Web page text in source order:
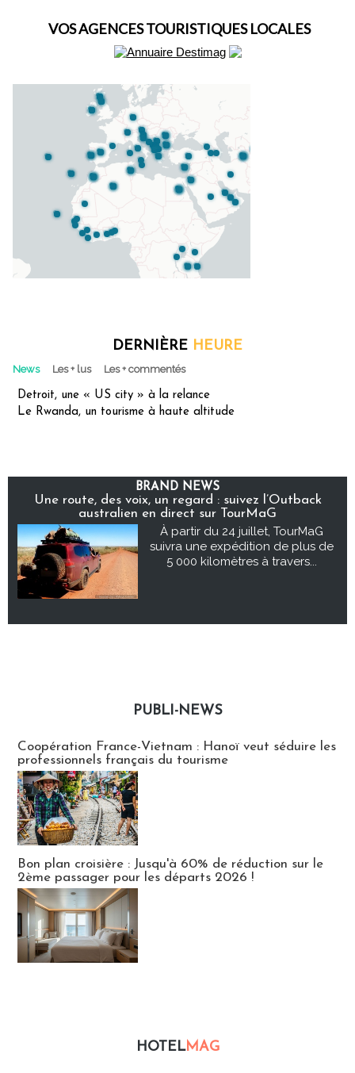
VOS AGENCES TOURISTIQUES LOCALES
DERNIÈRE HEURE
News Les + lus Les + commentés
Detroit, une « US city » à la relance
Le Rwanda, un tourisme à haute altitude
BRAND NEWS
Une route, des voix, un regard : suivez l’Outback
australien en direct sur TourMaG
À partir du 24 juillet, TourMaG
suivra une expédition de plus de
5 000 kilomètres à travers...
PUBLI-NEWS
Coopération France-Vietnam : Hanoï veut séduire les
professionnels français du tourisme
Bon plan croisière : Jusqu'à 60% de réduction sur le
2ème passager pour les départs 2026 !
HOTELMAG